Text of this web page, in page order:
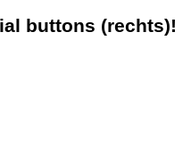
buttons (rechts)!